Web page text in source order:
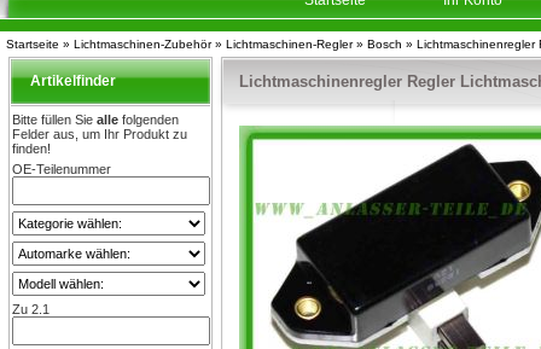
Startseite » Lichtmaschinen-Zubehör» Lichtmaschinen-Regler» Bosch » Lichtmaschinenregler
Artikelfinder
Bitte füllen Sie alle folgenden
Felder aus, um Ihr Produkt zu
finden!
OE-Teilenummer
Zu 2.1
Lichtmaschinenregler Regler